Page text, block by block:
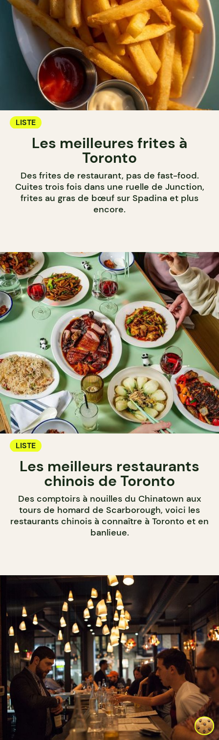
LISTE
Les meilleures frites à
Toronto
Des frites de restaurant, pas de fast-food.
Cuites trois fois dans une ruelle de Junction,
frites au gras de bœuf sur Spadina et plus
encore.
LISTE
Les meilleurs restaurants
chinois de Toronto
Des comptoirs à nouilles du Chinatown aux
tours de homard de Scarborough, voici les
restaurants chinois à connaître à Toronto et en
banlieue.